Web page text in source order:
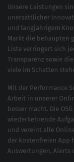
Unsere Leistungen
unersättlicher
und langjährigem
Markt die behaupten
Liste verringert sich
Transparenz sowie
viele im Schatten
Mit der Performance
Arbeit in unserer
besser macht. Die
wiederkehrende
und vereint alle
der kostenfreien App
Auswertungen, Alerts